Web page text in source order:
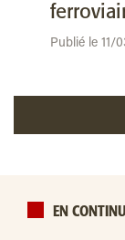
Publié le 11/
EN CONTINU